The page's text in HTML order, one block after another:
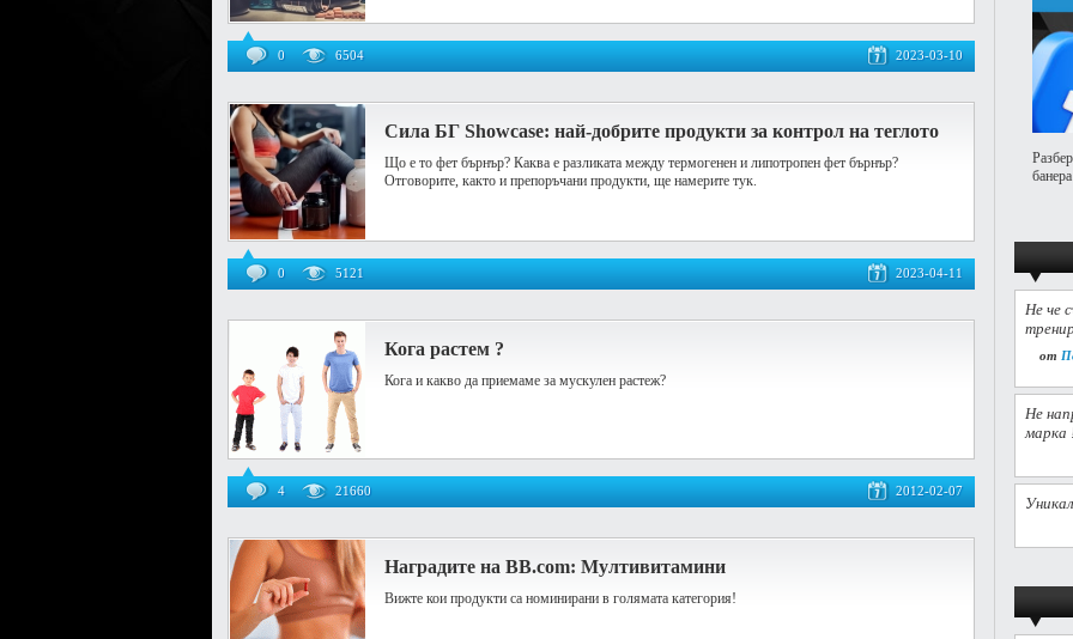
0 6504 2023-03-10
Сила БГ Showcase: най-добрите продукти за контрол на теглото
Що е то фет бърнър? Каква е разликата между термогенен и липотропен фет бърнър?
Отговорите, както и препоръчани продукти, ще намерите тук.
0 5121 2023-04-11
Кога растем ?
Кога и какво да приемаме за мускулен растеж?
4 21660 2012-02-07
Наградите на BB.com: Мултивитамини
Вижте кои продукти са номинирани в голямата категория!
банера
Не че
от
Не
марка